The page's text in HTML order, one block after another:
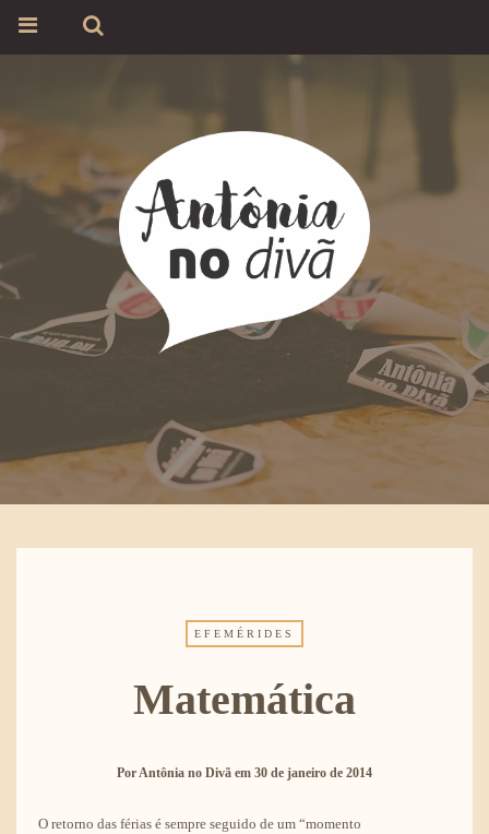
EFEMÉRIDES
Matemática
PorAntônia no Divã em 30 de janeiro de 2014
O retorno das férias é sempre seguido de um “momento